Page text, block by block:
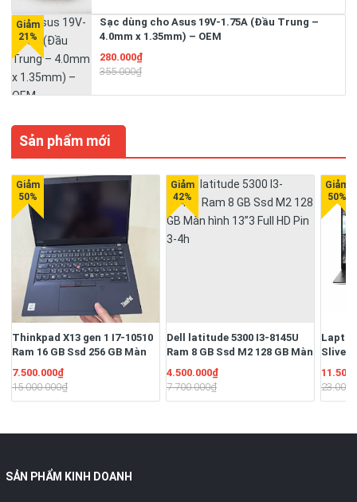
Sạc dùng cho Asus 19V-1.75A (Đầu Trung –
4.0mm x 1.35mm) – OEM
280.000₫
355.000₫
Sản phẩm mới
Thinkpad X13 gen 1 I7-10510
Ram 16 GB Ssd 256 GB Màn
13.3" Full HD Ngoại hình đẹp
7.500.000₫
15.000.000₫
Dell latitude 5300 I3-8145U
Ram 8 GB Ssd M2 128 GB Màn
hình 13”3 Full HD Pin 3-4h
4.500.000₫
7.700.000₫
Laptop
Sliver/
SẢN PHẨM KINH DOANH